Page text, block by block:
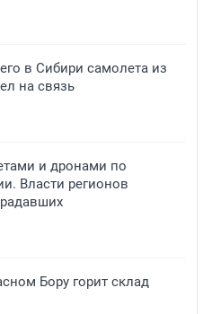
в Сибири самолета из
на связь
и дронами по
Власти регионов
Бору горит склад